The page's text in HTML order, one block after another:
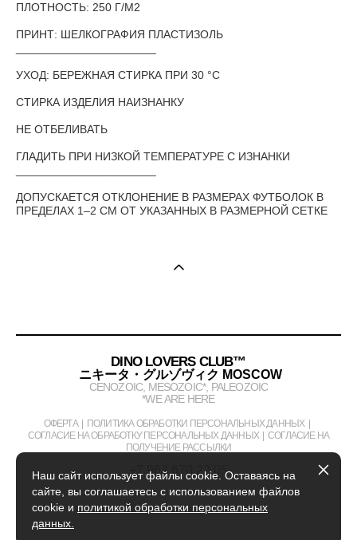
ПЛОТНОСТЬ: 250 Г/М2
ПРИНТ: ШЕЛКОГРАФИЯ ПЛАСТИЗОЛЬ
УХОД: БЕРЕЖНАЯ СТИРКА ПРИ 30 °С
СТИРКА ИЗДЕЛИЯ НАИЗНАНКУ
НЕ ОТБЕЛИВАТЬ
ГЛАДИТЬ ПРИ НИЗКОЙ ТЕМПЕРАТУРЕ С ИЗНАНКИ
ДОПУСКАЕТСЯ ОТКЛОНЕНИЕ В РАЗМЕРАХ ФУТБОЛОК В
ПРЕДЕЛАХ 1–2 СМ ОТ УКАЗАННЫХ В РАЗМЕРНОЙ СЕТКЕ
DINO LOVERS CLUB™
ニキータ・グルゾヴィク MOSCOW
CENOZOIC, MESOZOIC*, PALEOZOIC
*WE ARE HERE
ОФЕРТА| ПОЛИТИКА ОБРАБОТКИ ПЕРСОНАЛЬНЫХ ДАННЫХ |
СОГЛАСИЕ НА ОБРАБОТКУ ПЕРСОНАЛЬНЫХ ДАННЫХ | СОГЛАСИЕ НА
ПОЛУЧЕНИЕ РАССЫЛКИ
+7 963 670 22 05
Наш сайт использует файлы cookie. Оставаясь на
сайте, вы соглашаетесь с использованием файлов
cookie и политикой обработки персональных
данных.